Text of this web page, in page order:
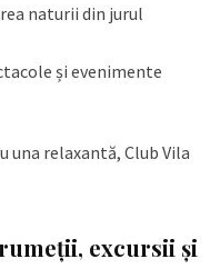
naturii din jurul
și evenimente
una relaxantă, Club Vila
excursii și